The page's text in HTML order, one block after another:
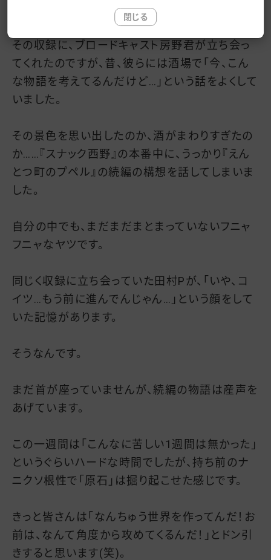
(※放送順はオリラジ中田君の次)
その収録に、ブロードキャスト房野君が立ち会っ
てくれたのですが、昔、彼らには酒場で「今、こん
な物語を考えてるんだけど…」という話をよくして
いました。
その景色を思い出したのか、酒がまわりすぎたの
か……『スナック西野』の本番中に、うっかり『えん
とつ町のプペル』の続編の構想を話してしまいま
した。
自分の中でも、まだまだまとまっていないフニャ
フニャなヤツです。
同じく収録に立ち会っていた田村Pが、「いや、コ
イツ…もう前に進んでんじゃん…」という顔をして
いた記憶があります。
そうなんです。
まだ首が座っていませんが、続編の物語は産声を
あげています。
この一週間は「こんなに苦しい1週間は無かった」
というぐらいハードな時間でしたが、持ち前のナ
ニクソ根性で「原石」は掘り起こせた感じです。
きっと皆さんは「なんちゅう世界を作ってんだ！お
前は、なんて角度から攻めてくるんだ！」とドン引
きすると思います(笑)。
閉じる